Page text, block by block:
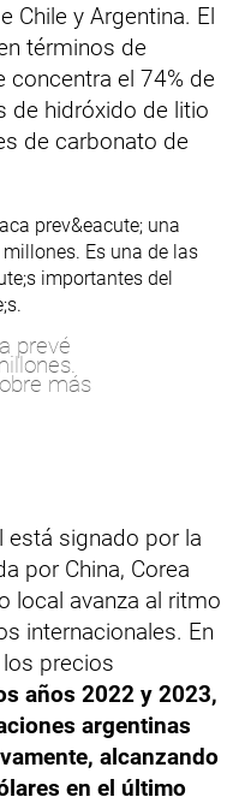
Chile y Argentina. El
términos de
concentra el 74% de
de hidróxido de litio
de carbonato de
prevé
más
está signado por la
por China, Corea
local avanza al ritmo
internacionales. En
precios
años 2022 y 2023,
argentinas
alcanzando
en el último